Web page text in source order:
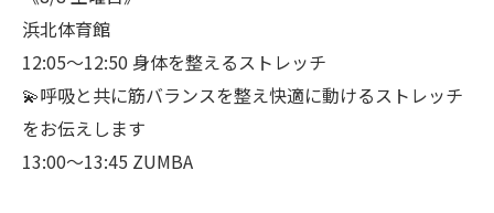
浜北体育館
12:05〜12:50 身体を整えるストレッチ
💫呼吸と共に筋バランスを整え快適に動けるストレッチ
をお伝えします
13:00〜13:45 ZUMBA